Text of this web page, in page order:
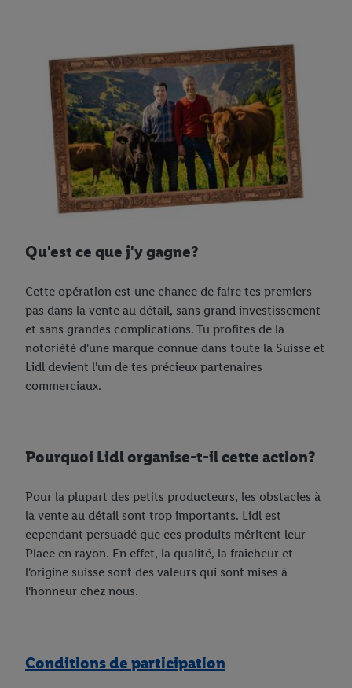
Qu'est ce que j'y gagne?
Cette opération est une chance de faire tes premiers
pas dans la vente au détail, sans grand investissement
et sans grandes complications. Tu profites de la
notoriété d'une marque connue dans toute la Suisse et
Lidl devient l'un de tes précieux partenaires
commerciaux.
Pourquoi Lidl organise-t-il cette action?
Pour la plupart des petits producteurs, les obstacles à
la vente au détail sont trop importants. Lidl est
cependant persuadé que ces produits méritent leur
Place en rayon. En effet, la qualité, la fraîcheur et
l'origine suisse sont des valeurs qui sont mises à
l'honneur chez nous.
Conditions de participation